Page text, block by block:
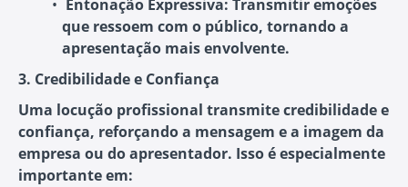
Entonação Expressiva: Transmitir emoções
que ressoem com o público, tornando a
apresentação mais envolvente.
3. Credibilidade e Confiança
Uma locução profissional transmite credibilidade e
confiança, reforçando a mensagem e a imagem da
empresa ou do apresentador. Isso é especialmente
importante em: